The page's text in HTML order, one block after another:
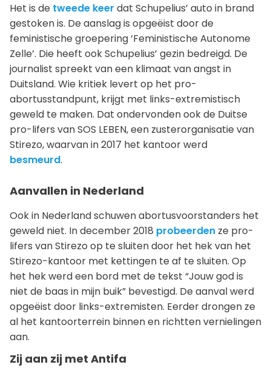
Het is de tweede keer dat Schupelius’ auto in brand
gestoken is. De aanslag is opgeëist door de
feministische groepering ‘Feministische Autonome
Zelle’. Die heeft ook Schupelius’ gezin bedreigd. De
journalist spreekt van een klimaat van angst in
Duitsland. Wie kritiek levert op het pro-
abortusstandpunt, krijgt met links-extremistisch
geweld te maken. Dat ondervonden ook de Duitse
pro-lifers van SOS LEBEN, een zusterorganisatie van
Stirezo, waarvan in 2017 het kantoor werd
besmeurd.
Aanvallen in Nederland
Ook in Nederland schuwen abortusvoorstanders het
geweld niet. In december 2018 probeerden ze pro-
lifers van Stirezo op te sluiten door het hek van het
Stirezo-kantoor met kettingen te af te sluiten. Op
het hek werd een bord met de tekst “Jouw god is
niet de baas in mijn buik” bevestigd. De aanval werd
opgeëist door links-extremisten. Eerder drongen ze
al het kantoorterrein binnen en richtten vernielingen
aan.
Zij aan zij met Antifa